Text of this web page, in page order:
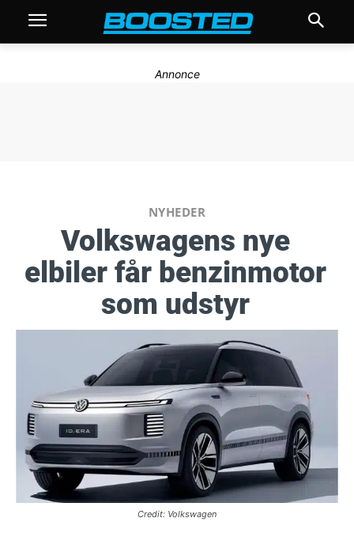
Annonce
NYHEDER
Volkswagens nye
elbiler får benzinmotor
som udstyr
Credit: Volkswagen